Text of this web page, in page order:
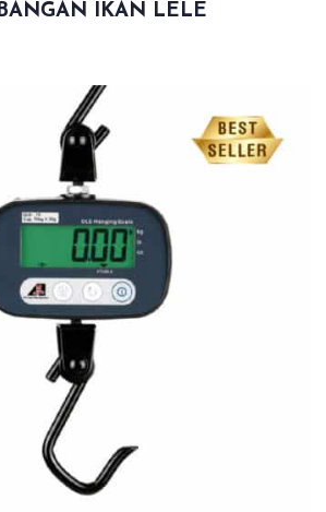
IKAN LELE